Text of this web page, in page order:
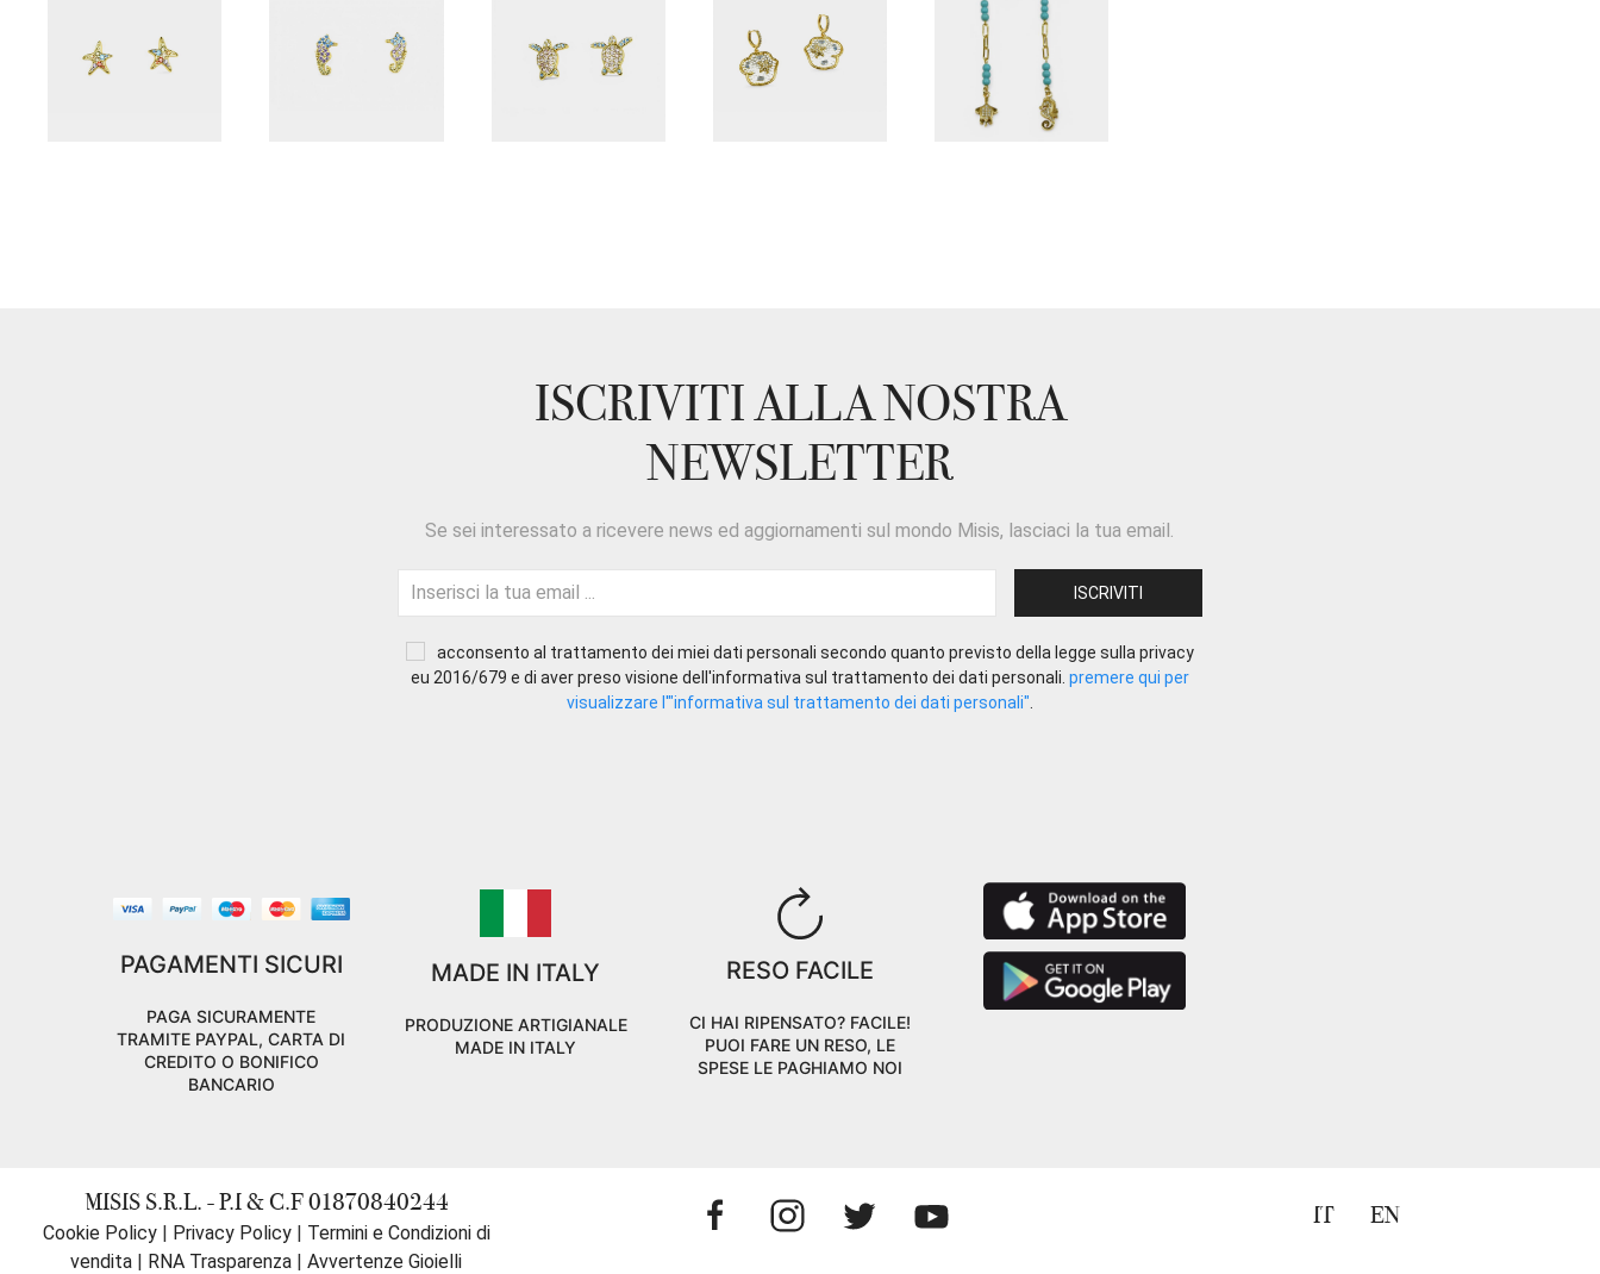
ISCRIVITI ALLA NOSTRA
NEWSLETTER
Se sei interessato a ricevere news ed aggiornamenti sul mondo Misis, lasciaci la tua email.
acconsento al trattamento dei miei dati personali secondo quanto previsto della legge sulla privacy
eu 2016/679 e di aver preso visione dell'informativa sul trattamento dei dati personali. premere qui per
visualizzare l'"informativa sul trattamento dei dati personali"
PAGAMENTI SICURI
PAGA SICURAMENTE
TRAMITE PAYPAL, CARTA DI
CREDITO O BONIFICO
BANCARIO
MADE IN ITALY
PRODUZIONE ARTIGIANALE
MADE IN ITALY
RESO FACILE
CI HAI RIPENSATO? FACILE!
PUOI FARE UN RESO, LE
SPESE LE PAGHIAMO NOI
MISIS S.R.L. - P.I & C.F 01870840244
Cookie Policy| Privacy Policy| Termini e Condizioni di
vendita | RNA Trasparenza |Avvertenze Gioielli
IT EN